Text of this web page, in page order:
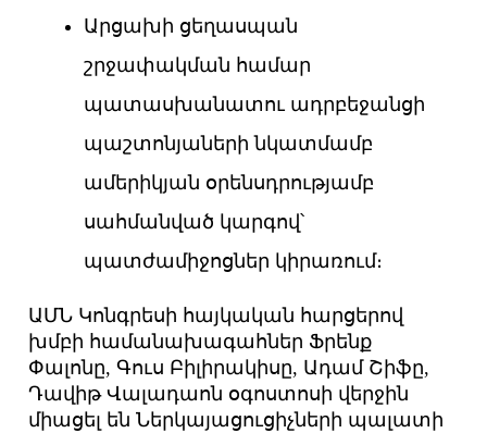
Արցախի ցեղասպան
շրջափակման համար
պատասխանատու ադրբեջանցի
պաշտոնյաների նկատմամբ
ամերիկյան օրենսդրությամբ
սահմանված կարգով՝
պատժամիջոցներ կիրառում։
ԱՄՆ Կոնգրեսի հայկական հարցերով
խմբի համանախագահներ Ֆրենք
Փալոնը, Գուս Բիլիրակիսը, Ադամ Շիֆը,
Դավիթ Վալադաոն օգոստոսի վերջին
միացել են Ներկայացուցիչների պալատի